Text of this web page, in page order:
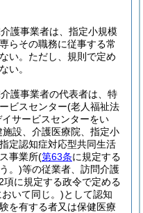
護事業者は、指定小規模
らその職務に従事する常
い。 ただし、規則で定め
い。
護事業者の代表者は、特
ビスセンター(老人福祉法
サービスセンターをい
施設、介護医療院、指定小
定認知症対応型共同生活
事業所(第63条に規定する
。)等の従業者、訪問介護
に規定する政令で定める
おいて同じ。)として認知
を有する者又は保健医療